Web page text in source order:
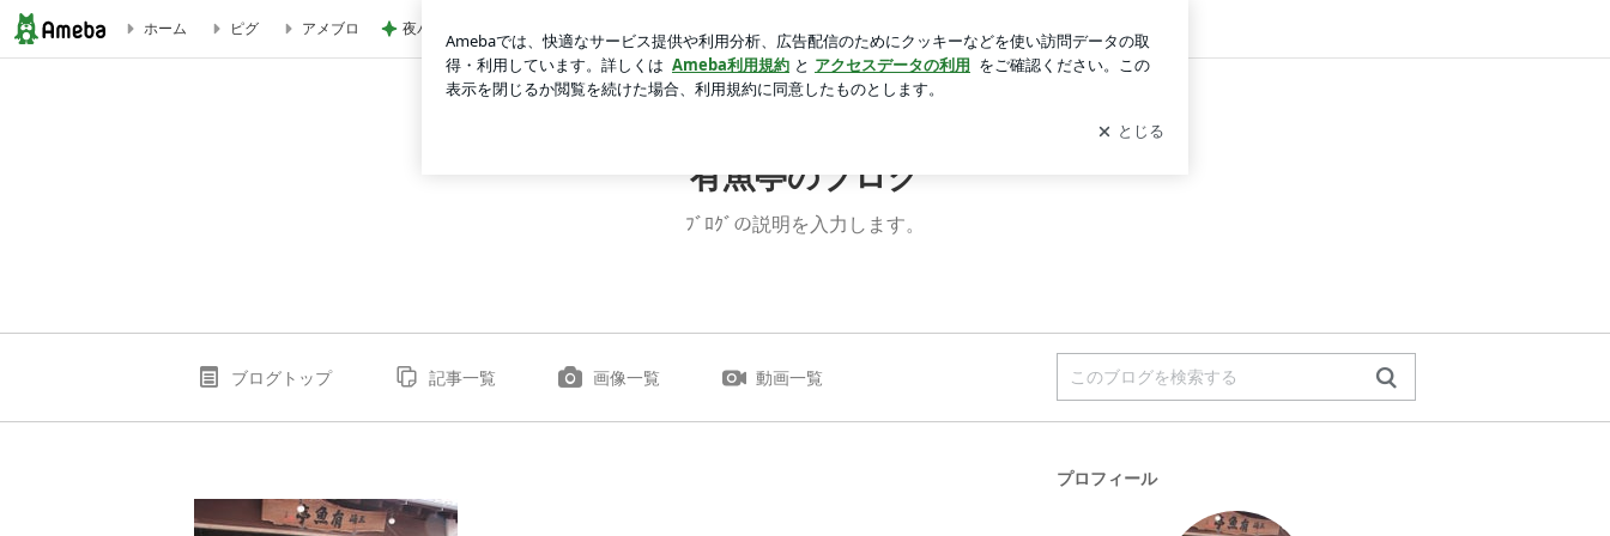
ホーム ピグ アメブロ 夜パンツで失敗が少なくなった娘 ログイン
有魚亭のブログ
ﾌﾞﾛｸﾞの説明を入力します。
ブログトップ 記事一覧 画像一覧 動画一覧
プロフィール